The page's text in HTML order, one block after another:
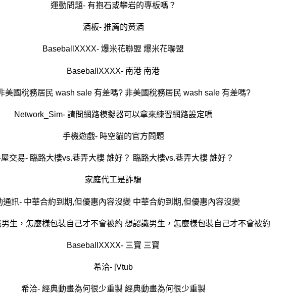
運動問題- 有抱石或攀岩的專板嗎？
酒板- 推薦的黃酒
BaseballXXXX- 爆米花聯盟 爆米花聯盟
BaseballXXXX- 南港 南港
美國稅務居民 wash sale 有差嗎? 非美國稅務居民 wash sale 有差嗎?
Network_Sim- 請問網路模擬器可以拿來練習網路設定嗎
手機遊戲- 時空貓的官方問題
交易- 臨路大樓vs.巷弄大樓 誰好？ 臨路大樓vs.巷弄大樓 誰好？
家庭代工是詐騙
通訊- 中華合約到期,但優惠內容沒變 中華合約到期,但優惠內容沒變
生，怎麼樣包裝自己才不會被約 想認識男生，怎麼樣包裝自己才不會被約
BaseballXXXX- 三寶 三寶
希洽- [Vtub
希洽- 經典動畫為何很少重製 經典動畫為何很少重製